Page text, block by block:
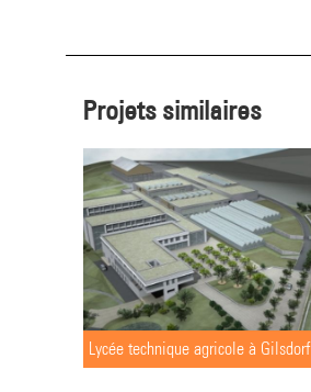
projets similaires
Lycée technique agricole à Gilsdorf